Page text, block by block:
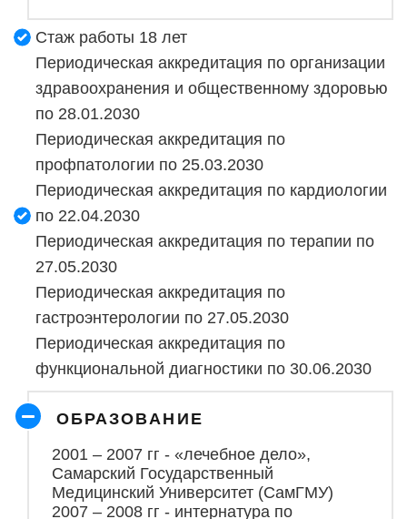
Стаж работы 18 лет
Периодическая аккредитация по организации
здравоохранения и общественному здоровью
по 28.01.2030
Периодическая аккредитация по
профпатологии по 25.03.2030
Периодическая аккредитация по кардиологии
по 22.04.2030
Периодическая аккредитация по терапии по
27.05.2030
Периодическая аккредитация по
гастроэнтерологии по 27.05.2030
Периодическая аккредитация по
функциональной диагностики по 30.06.2030
ОБРАЗОВАНИЕ
2001 – 2007 гг - «лечебное дело»,
Самарский Государственный
Медицинский Университет (СамГМУ)
2007 – 2008 гг - интернатура по